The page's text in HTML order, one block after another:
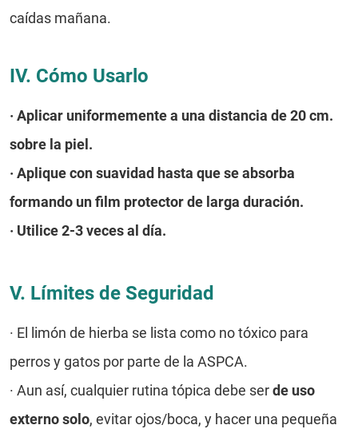
caídas mañana.
IV. Cómo Usarlo
· Aplicar uniformemente a una distancia de 20 cm.
sobre la piel.
· Aplique con suavidad hasta que se absorba
formando un film protector de larga duración.
· Utilice 2-3 veces al día.
V. Límites de Seguridad
· El limón de hierba se lista como no tóxico para
perros y gatos por parte de la ASPCA.
· Aun así, cualquier rutina tópica debe serde uso
externo solo, evitar ojos/boca, y hacer una pequeña